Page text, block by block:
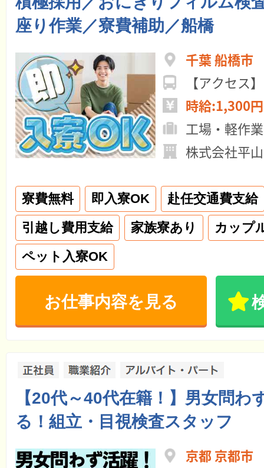
座り作業／寮費補助／船橋
千葉 船橋市
【アクセス
時給:1,300
工場・軽作業
株式会社平
寮費無料 即入寮OK
赴任交通費支給
引越し費用支給
家族寮あり
カップ
ペット入寮OK
お仕事内容を見る
【20代～40代在籍！】男女問わ
る！組立・目視検査スタッフ
京都 京都市